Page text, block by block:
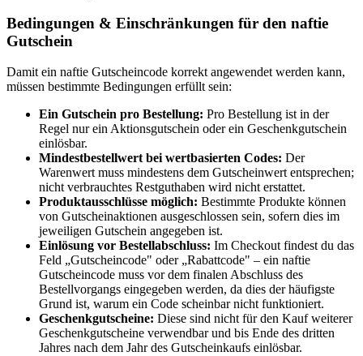
Bedingungen & Einschränkungen für den naftie
Gutschein
Damit ein naftie Gutscheincode korrekt angewendet werden kann,
müssen bestimmte Bedingungen erfüllt sein:
Ein Gutschein pro Bestellung: Pro Bestellung ist in der
Regel nur ein Aktionsgutschein oder ein Geschenkgutschein
einlösbar.
Mindestbestellwert bei wertbasierten Codes: Der
Warenwert muss mindestens dem Gutscheinwert entsprechen;
nicht verbrauchtes Restguthaben wird nicht erstattet.
Produktausschlüsse möglich: Bestimmte Produkte können
von Gutscheinaktionen ausgeschlossen sein, sofern dies im
jeweiligen Gutschein angegeben ist.
Einlösung vor Bestellabschluss: Im Checkout findest du das
Feld „Gutscheincode" oder „Rabattcode" – ein naftie
Gutscheincode muss vor dem finalen Abschluss des
Bestellvorgangs eingegeben werden, da dies der häufigste
Grund ist, warum ein Code scheinbar nicht funktioniert.
Geschenkgutscheine: Diese sind nicht für den Kauf weiterer
Geschenkgutscheine verwendbar und bis Ende des dritten
Jahres nach dem Jahr des Gutscheinkaufs einlösbar.